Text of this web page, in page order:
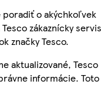
poradiť o akýchkoľvek
zákaznícky
značky Tesco.
aktualizované, Tesco
informácie. Toto